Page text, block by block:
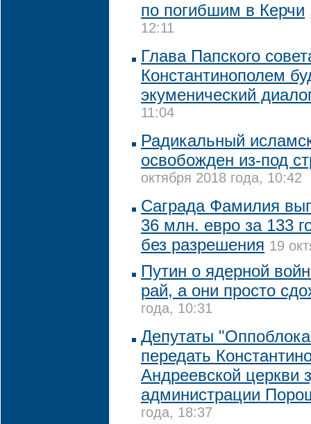
по погибшим в Керчи
12:11
Глава Папского
Константинополем
экуменический
11:04
Радикальный
освобожден из-под
октября 2018 года, 10:42
Саграда Фамилия
36 млн. евро за 133
без разрешения 19
Путин о ядерной
рай, а они просто
года, 10:31
Депутаты
передать
Андреевской церкви
администрации
года, 18:37